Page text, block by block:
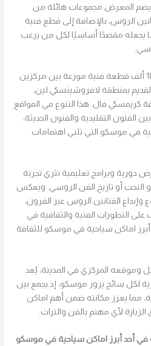
يضم المعرض مجموعات هائلة من
الروس، بالإضافة إلى قطع فنية
يجعله مقصدًا أساسيًا لكل من يرغب
يحتوي المعرض على أكثر من 180 ألف قطعة فنية موزعة بين مركزين
بمنطقة لافروشينسكي لين،
كريمسكي فال. هذا التنوع في المواقع
الفنون التقليدية والفنون الحديثة،
في موسكو التي تلبي اهتمامات
وبرامج تعليمية تثري تجربة
أو النحت أو تاريخ الفن الروسي. ويعكس
الفنانين الروس عبر القرون،
على التطورات الفنية والثقافية في
اماكن سياحية في موسكو للثقافة
وموقعه المركزي في المدينة، يُعد
لكل سائح يزور موسكو، إذ يجمع بين
مما يعزز مكانته ضمن أهم اماكن
لأي مهتم بالفن والتراث.
في أحد أبرز اماكن سياحية في موسكو